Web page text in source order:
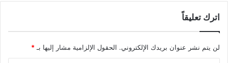
اترك تعليقاً
لن يتم نشر عنوان بريدك الإلكتروني. الحقول الإلزامية مشار إليها بـ *